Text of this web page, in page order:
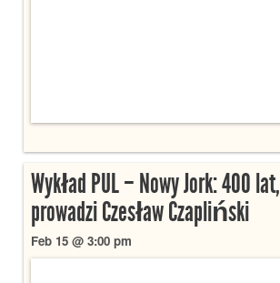
Wykład PUL – Nowy Jork: 400 lat,
prowadzi Czesław Czapliński
Feb 15 @ 3:00 pm